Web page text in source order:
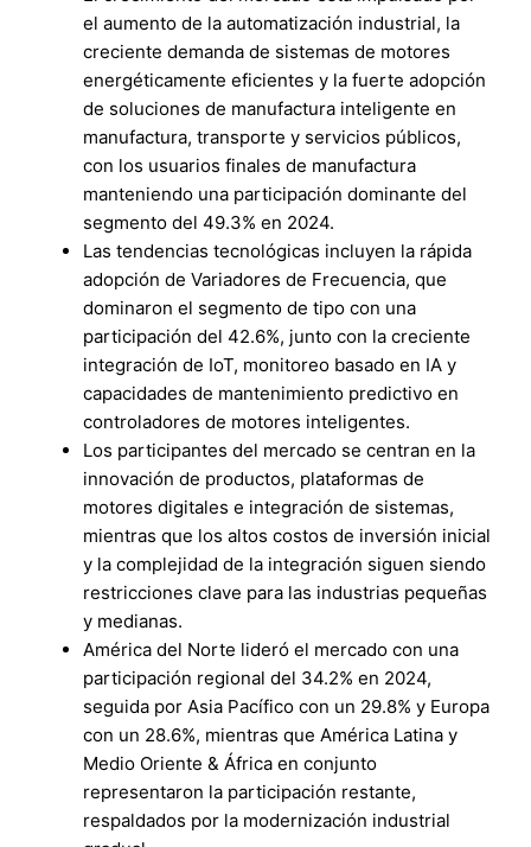
el aumento de la automatización industrial, la
creciente demanda de sistemas de motores
energéticamente eficientes y la fuerte adopción
de soluciones de manufactura inteligente en
manufactura, transporte y servicios públicos,
con los usuarios finales de manufactura
manteniendo una participación dominante del
segmento del 49.3% en 2024.
Las tendencias tecnológicas incluyen la rápida
adopción de Variadores de Frecuencia, que
dominaron el segmento de tipo con una
participación del 42.6%, junto con la creciente
integración de IoT, monitoreo basado en IA y
capacidades de mantenimiento predictivo en
controladores de motores inteligentes.
Los participantes del mercado se centran en la
innovación de productos, plataformas de
motores digitales e integración de sistemas,
mientras que los altos costos de inversión inicial
y la complejidad de la integración siguen siendo
restricciones clave para las industrias pequeñas
y medianas.
América del Norte lideró el mercado con una
participación regional del 34.2% en 2024,
seguida por Asia Pacífico con un 29.8% y Europa
con un 28.6%, mientras que América Latina y
Medio Oriente & África en conjunto
representaron la participación restante,
respaldados por la modernización industrial